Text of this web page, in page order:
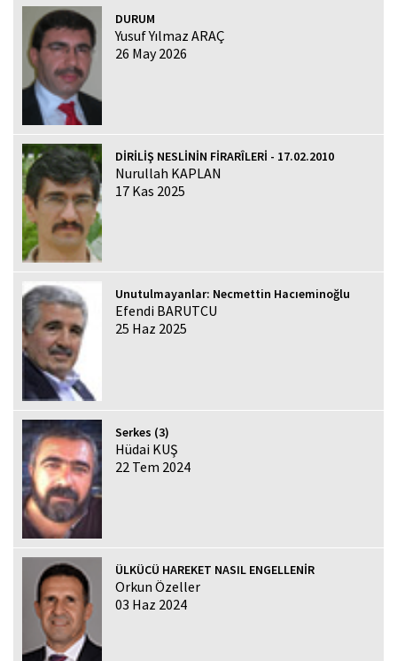
DURUM
Yusuf Yılmaz ARAÇ
26 May 2026
DİRİLİŞ NESLİNİN FİRARÎLERİ - 17.02.2010
Nurullah KAPLAN
17 Kas 2025
Unutulmayanlar: Necmettin Hacıeminoğlu
Efendi BARUTCU
25 Haz 2025
Serkes (3)
Hüdai KUŞ
22 Tem 2024
ÜLKÜCÜ HAREKET NASIL ENGELLENİR
Orkun Özeller
03 Haz 2024